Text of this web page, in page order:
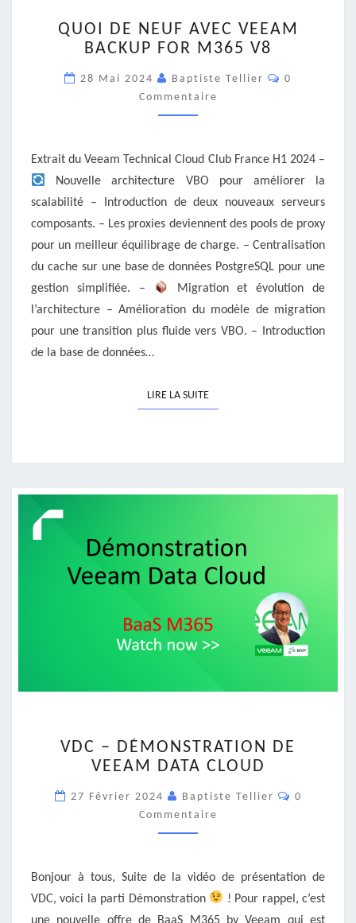
DE
NEUF
VEEAM
BACKUP
FOR
V8
QUOI DE NEUF AVEC VEEAM
BACKUP FOR M365 V8
28 Mai 2024 Baptiste Tellier
0
Commentaire
Extrait du Veeam Technical Cloud Club France H1 2024 –
Nouvelle architecture VBO pour améliorer la
scalabilité – Introduction de deux nouveaux serveurs
composants. – Les proxies deviennent des pools de proxy
pour un meilleur équilibrage de charge. – Centralisation
du cache sur une base de données PostgreSQL pour une
gestion simplifiée. –
Migration et évolution de
l’architecture – Amélioration du modèle de migration
pour une transition plus fluide vers VBO. – Introduction
de la base de données…
LIRE LA SUITELIRE LA SUITE
–
DÉMONSTRATION
VEEAM
DATA
CLOUD
VDC – DÉMONSTRATION DE
VEEAM DATA CLOUD
27 Février 2024 Baptiste Tellier
0
Commentaire
Bonjour à tous, Suite de la vidéo de présentation de
VDC, voici la parti Démonstration
! Pour rappel, c’est
une nouvelle offre de BaaS M365 by Veeam qui est